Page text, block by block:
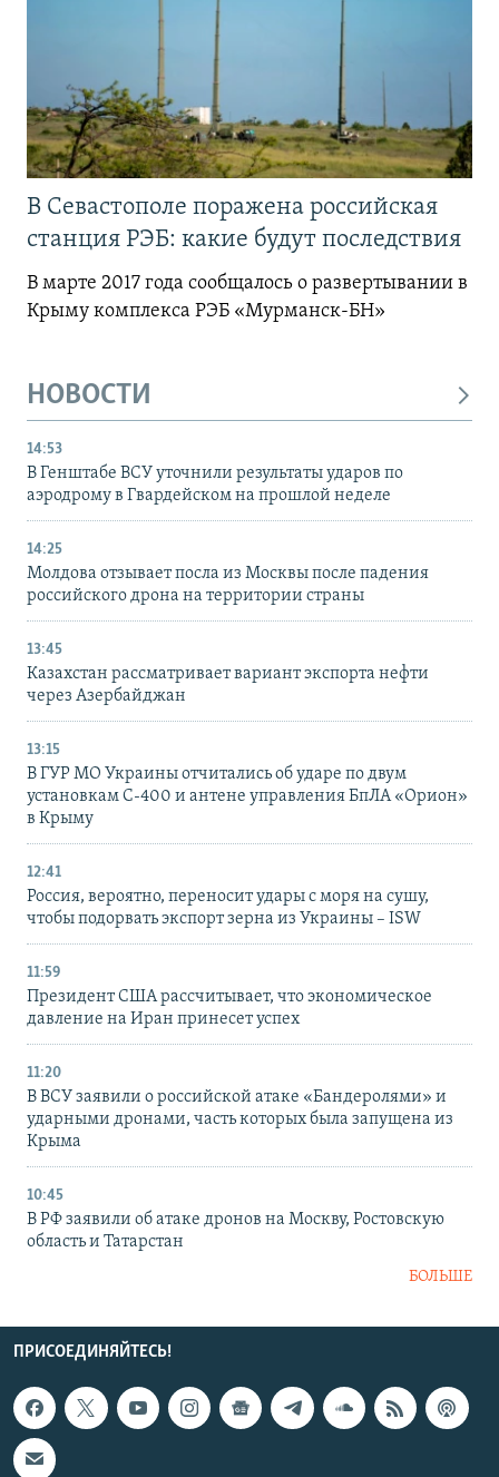
В Севастополе поражена российская
станция РЭБ: какие будут последствия
В марте 2017 года сообщалось о развертывании в
Крыму комплекса РЭБ «Мурманск-БН»
НОВОСТИ
14:53
В Генштабе ВСУ уточнили результаты ударов по
аэродрому в Гвардейском на прошлой неделе
14:25
Молдова отзывает посла из Москвы после падения
российского дрона на территории страны
13:45
Казахстан рассматривает вариант экспорта нефти
через Азербайджан
13:15
В ГУР МО Украины отчитались об ударе по двум
установкам С-400 и антене управления БпЛА «Орион»
в Крыму
12:41
Россия, вероятно, переносит удары с моря на сушу,
чтобы подорвать экспорт зерна из Украины – ISW
11:59
Президент США рассчитывает, что экономическое
давление на Иран принесет успех
11:20
В ВСУ заявили о российской атаке «Бандеролями» и
ударными дронами, часть которых была запущена из
Крыма
10:45
В РФ заявили об атаке дронов на Москву, Ростовскую
область и Татарстан
БОЛЬШЕ
ПРИСОЕДИНЯЙТЕСЬ!